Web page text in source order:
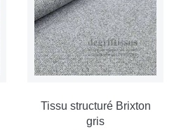
Tissu structuré Brixton
gris